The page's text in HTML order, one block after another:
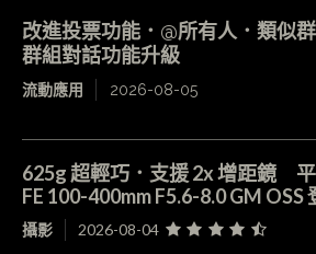
改進投票功能．@所有人．類
群組對話功能升級
流動應用 2026-08-05
625g 超輕巧．支援 2x 增距鏡
FE 100-400mm F5.6-8.0 GM OSS
攝影 2026-08-04